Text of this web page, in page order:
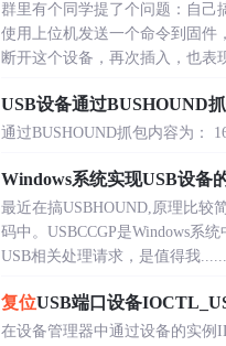
群里有个同学提了个问题：自己
使用上位机发送一个命令到固件
断开这个设备，再次插入，也表
USB设备通过BUSHOUND
通过BUSHOUND抓包内容为：
Windows系统实现USB设备
最近在搞USBHOUND,原理比较
码中。USBCCGP是Windows系
USB相关处理请求，是值得我......
复位USB端口设备
在设备管理器中通过设备的实例